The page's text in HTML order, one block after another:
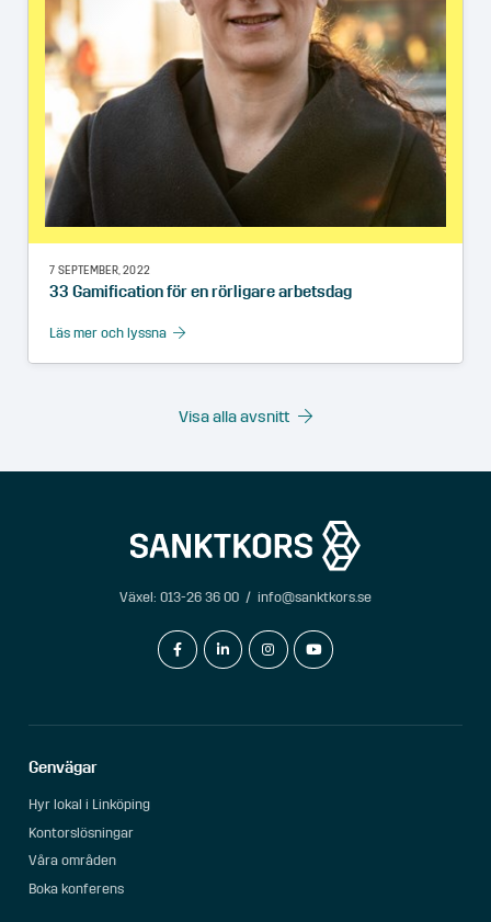
7 SEPTEMBER, 2022
33 Gamification för en rörligare arbetsdag
Läs mer och lyssna
Visa alla avsnitt
Växel: 013-26 36 00 / info@sanktkors.se
facebook-flinkedin-ininstagramyoutube
Genvägar
Hyr lokal i Linköping
Kontorslösningar
Våra områden
Boka konferens